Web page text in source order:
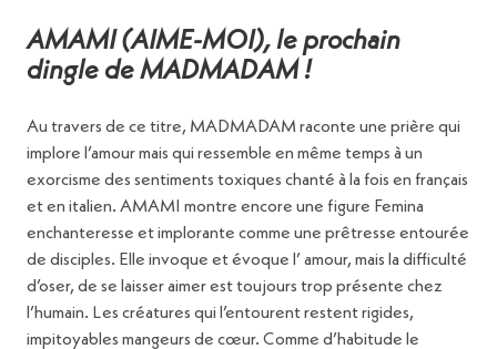
AMAMI (AIME-MOI), le prochain
dingle de MADMADAM !
Au travers de ce titre, MADMADAM raconte une prière qui
implore l’amour mais qui ressemble en même temps à un
exorcisme des sentiments toxiques chanté à la fois en français
et en italien. AMAMI montre encore une figure Femina
enchanteresse et implorante comme une prêtresse entourée
de disciples. Elle invoque et évoque l’ amour, mais la difficulté
d’oser, de se laisser aimer est toujours trop présente chez
l’humain. Les créatures qui l’entourent restent rigides,
impitoyables mangeurs de cœur. Comme d’habitude le